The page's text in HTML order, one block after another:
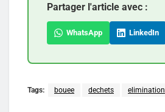
Partager l'article avec :
WhatsApp LinkedIn
Tags: bouee dechets elimination